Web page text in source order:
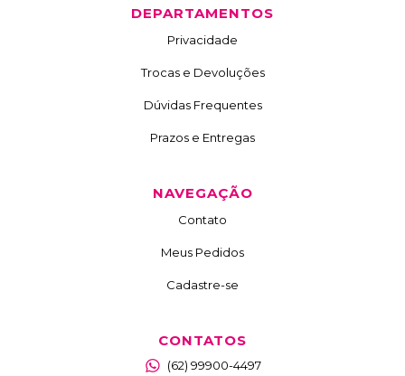
DEPARTAMENTOS
Privacidade
Trocas e Devoluções
Dúvidas Frequentes
Prazos e Entregas
NAVEGAÇÃO
Contato
Meus Pedidos
Cadastre-se
CONTATOS
(62) 99900-4497